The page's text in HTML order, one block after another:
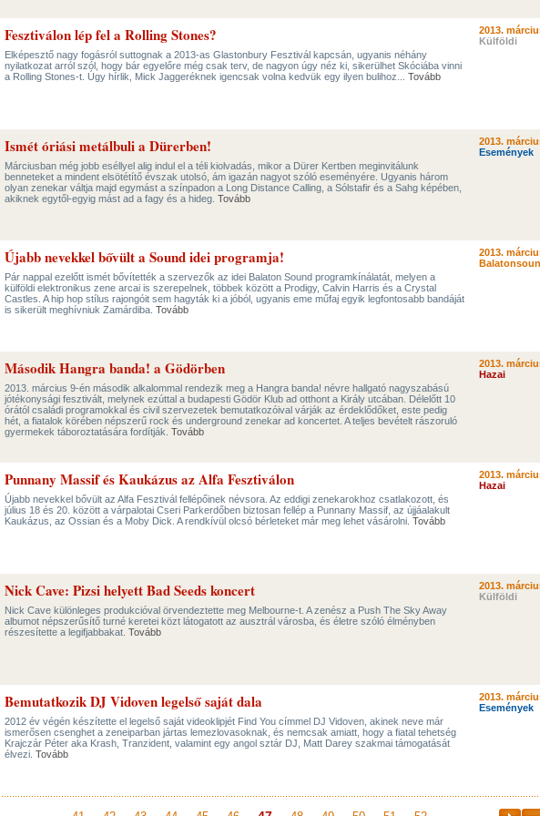
Fesztiválon lép fel a Rolling Stones?
Elképesztő nagy fogásról suttognak a 2013-as Glastonbury Fesztivál kapcsán, ugyanis néhány
nyilatkozat arról szól, hogy bár egyelőre még csak terv, de nagyon úgy néz ki, sikerülhet Skóciába vinni
a Rolling Stones-t. Úgy hírlik, Mick Jaggeréknek igencsak volna kedvük egy ilyen bulihoz... Tovább
2013.
Külföldi
Ismét óriási metálbuli a Dürerben!
Márciusban még jobb eséllyel alig indul el a téli kiolvadás, mikor a Dürer Kertben meginvitálunk
benneteket a mindent elsötétítő évszak utolsó, ám igazán nagyot szóló eseményére. Ugyanis három
olyan zenekar váltja majd egymást a színpadon a Long Distance Calling, a Sólstafir és a Sahg képében,
akiknek egytől-egyig mást ad a fagy és a hideg. Tovább
2013.
Események
Újabb nevekkel bővült a Sound idei programja!
Pár nappal ezelőtt ismét bővítették a szervezők az idei Balaton Sound programkínálatát, melyen a
külföldi elektronikus zene arcai is szerepelnek, többek között a Prodigy, Calvin Harris és a Crystal
Castles. A hip hop stílus rajongóit sem hagyták ki a jóból, ugyanis eme műfaj egyik legfontosabb bandáját
is sikerült meghívniuk Zamárdiba. Tovább
2013.
Második Hangra banda! a Gödörben
2013. március 9-én második alkalommal rendezik meg a Hangra banda! névre hallgató nagyszabású
jótékonysági fesztivált, melynek ezúttal a budapesti Gödör Klub ad otthont a Király utcában. Délelőtt 10
órától családi programokkal és civil szervezetek bemutatkozóival várják az érdeklődőket, este pedig
hét, a fiatalok körében népszerű rock és underground zenekar ad koncertet. A teljes bevételt rászoruló
gyermekek táboroztatására fordítják. Tovább
2013.
Hazai
Punnany Massif és Kaukázus az Alfa Fesztiválon
Újabb nevekkel bővült az Alfa Fesztivál fellépőinek névsora. Az eddigi zenekarokhoz csatlakozott, és
július 18 és 20. között a várpalotai Cseri Parkerdőben biztosan fellép a Punnany Massif, az újjáalakult
Kaukázus, az Ossian és a Moby Dick. A rendkívül olcsó bérleteket már meg lehet vásárolni. Tovább
2013.
Hazai
Nick Cave: Pizsi helyett Bad Seeds koncert
Nick Cave különleges produkcióval örvendeztette meg Melbourne-t. A zenész a Push The Sky Away
albumot népszerűsítő turné keretei közt látogatott az ausztrál városba, és életre szóló élményben
részesítette a legifjabbakat. Tovább
2013.
Külföldi
Bemutatkozik DJ Vidoven legelső saját dala
2012 év végén készítette el legelső saját videoklipjét Find You címmel DJ Vidoven, akinek neve már
ismerősen csenghet a zeneiparban jártas lemezlovasoknak, és nemcsak amiatt, hogy a fiatal tehetség
Krajczár Péter aka Krash, Tranzident, valamint egy angol sztár DJ, Matt Darey szakmai támogatását
élvezi. Tovább
2013.
Események